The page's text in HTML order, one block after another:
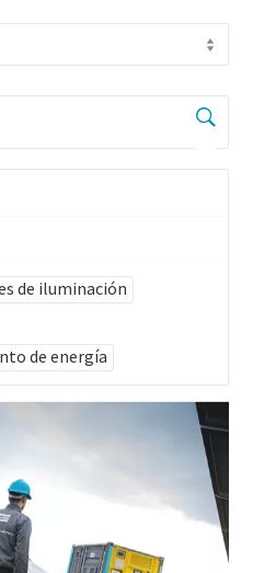
de iluminación
de energía